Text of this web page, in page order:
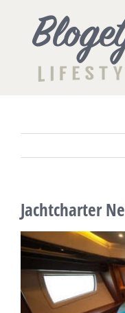
Jachtcharter